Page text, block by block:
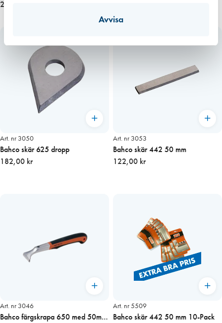
Avvisa
244,00 kr
Art. nr 3050
Bahco skär 625 dropp
182,00 kr
Art. nr 3053
Bahco skär 442 50 mm
122,00 kr
Art. nr 3046
Bahco färgskrapa 650 med 50mm
Art. nr 5509
Bahco skär 442 50 mm 10-Pack